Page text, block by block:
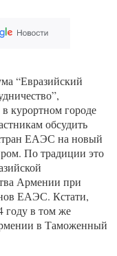
“Евразийский
курортном городе
обсудить
ЕАЭС на новый
По традиции это
Армении при
ЕАЭС. Кстати,
году в том же
в Таможенный